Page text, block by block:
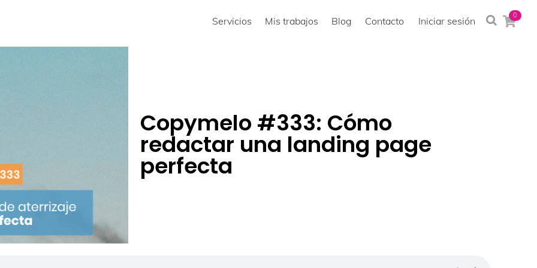
0
Servicios Mis trabajos Blog Contacto Iniciar sesión
Copymelo #333: Cómo
redactar una landing page
perfecta